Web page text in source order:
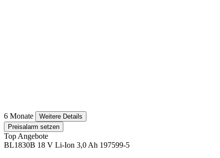
6 Monate
Weitere Details
Preisalarm setzen
Top Angebote
BL1830B 18 V Li-Ion 3,0 Ah 197599-5